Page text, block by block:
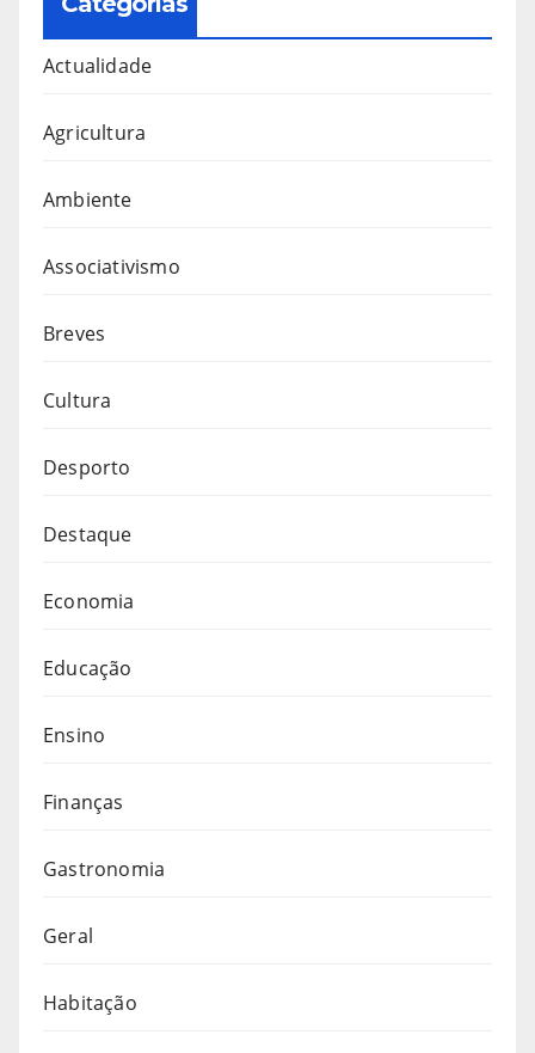
Actualidade
Agricultura
Ambiente
Associativismo
Breves
Cultura
Desporto
Destaque
Economia
Educação
Ensino
Finanças
Gastronomia
Geral
Habitação